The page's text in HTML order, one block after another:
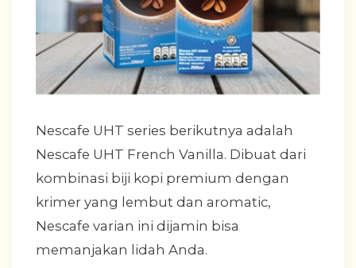
Nescafe UHT series berikutnya adalah
Nescafe UHT French Vanilla. Dibuat dari
kombinasi biji kopi premium dengan
krimer yang lembut dan aromatic,
Nescafe varian ini dijamin bisa
memanjakan lidah Anda.